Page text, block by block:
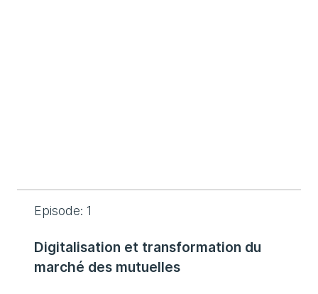
Episode: 1
Digitalisation et transformation du
marché des mutuelles